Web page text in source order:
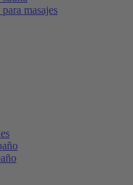
masajes